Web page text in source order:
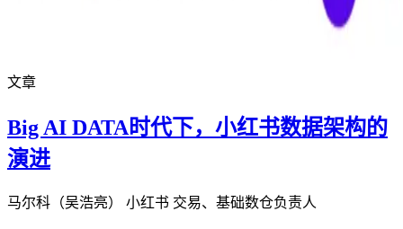
文章
Big AI DATA时代下，小红书数据架构的
演进
马尔科（吴浩亮） 小红书 交易、基础数仓负责人